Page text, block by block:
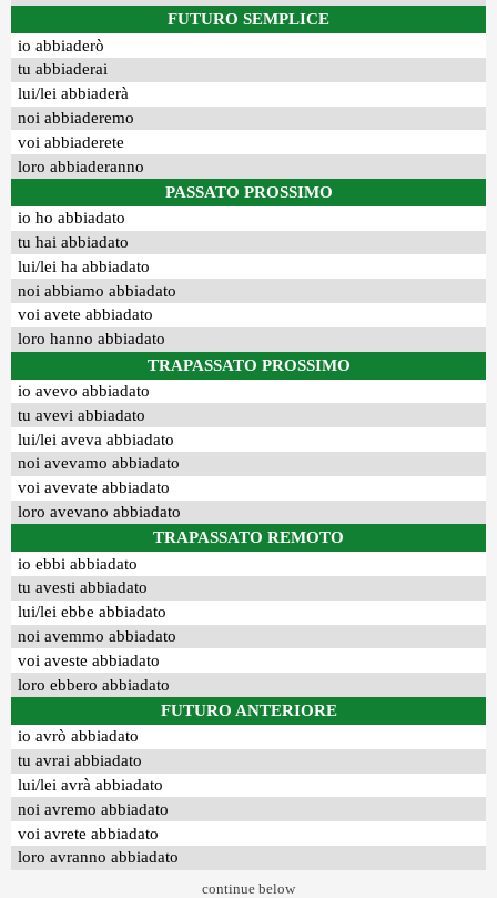
FUTURO SEMPLICE
io abbiaderò
tu abbiaderai
lui/lei abbiaderà
noi abbiaderemo
voi abbiaderete
loro abbiaderanno
PASSATO PROSSIMO
io ho abbiadato
tu hai abbiadato
lui/lei ha abbiadato
noi abbiamo abbiadato
voi avete abbiadato
loro hanno abbiadato
TRAPASSATO PROSSIMO
io avevo abbiadato
tu avevi abbiadato
lui/lei aveva abbiadato
noi avevamo abbiadato
voi avevate abbiadato
loro avevano abbiadato
TRAPASSATO REMOTO
io ebbi abbiadato
tu avesti abbiadato
lui/lei ebbe abbiadato
noi avemmo abbiadato
voi aveste abbiadato
loro ebbero abbiadato
FUTURO ANTERIORE
io avrò abbiadato
tu avrai abbiadato
lui/lei avrà abbiadato
noi avremo abbiadato
voi avrete abbiadato
loro avranno abbiadato
continue below